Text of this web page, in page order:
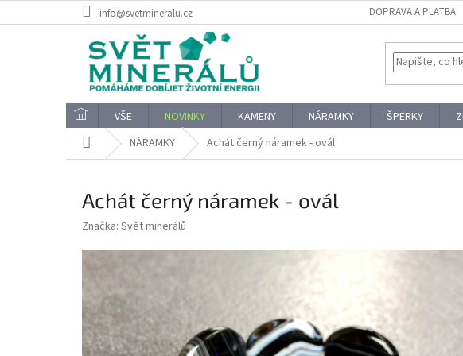
na
info@svetmineralu.cz DOPRAVA A PLATBA
VŠE NOVINKY KAMENY NÁRAMKY ŠPERKY
Domů NÁRAMKY Achát černý náramek - ovál
Achát černý náramek - ovál
Značka: Svět minerálů